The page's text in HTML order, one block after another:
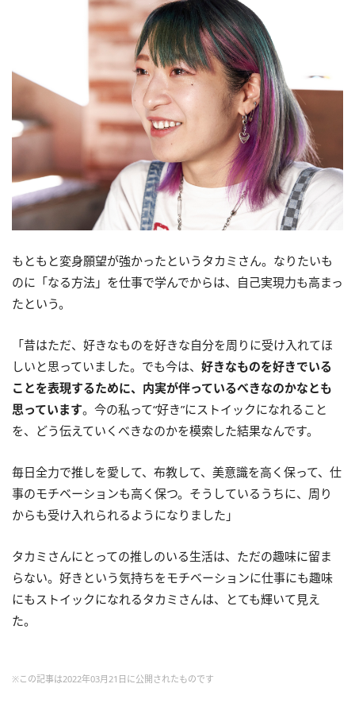
もともと変身願望が強かったというタカミさん。なりたいも
のに「なる方法」を仕事で学んでからは、自己実現力も高まっ
たという。
「昔はただ、好きなものを好きな自分を周りに受け入れてほ
しいと思っていました。でも今は、 好きなものを好きでいる
ことを表現するために、内実が伴っているべきなのかなとも
思っています。今の私って“好き”にストイックになれること
を、どう伝えていくべきなのかを模索した結果なんです。
毎日全力で推しを愛して、布教して、美意識を高く保って、仕
事のモチベーションも高く保つ。そうしているうちに、周り
からも受け入れられるようになりました」
タカミさんにとっての推しのいる生活は、ただの趣味に留ま
らない。好きという気持ちをモチベーションに仕事にも趣味
にもストイックになれるタカミさんは、とても輝いて見え
た。
※この記事は2022年03月21日に公開されたものです